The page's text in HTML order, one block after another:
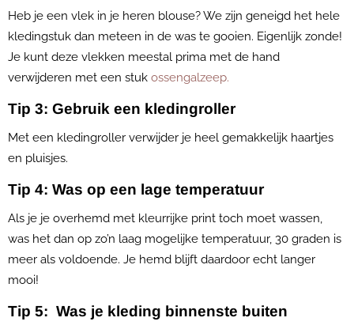
Heb je een vlek in je heren blouse? We zijn geneigd het hele
kledingstuk dan meteen in de was te gooien. Eigenlijk zonde!
Je kunt deze vlekken meestal prima met de hand
verwijderen met een stuk ossengalzeep.
Tip 3: Gebruik een kledingroller
Met een kledingroller verwijder je heel gemakkelijk haartjes
en pluisjes.
Tip 4: Was op een lage temperatuur
Als je je overhemd met kleurrijke print toch moet wassen,
was het dan op zo’n laag mogelijke temperatuur, 30 graden is
meer als voldoende. Je hemd blijft daardoor echt langer
mooi!
Tip 5: Was je kleding binnenste buiten